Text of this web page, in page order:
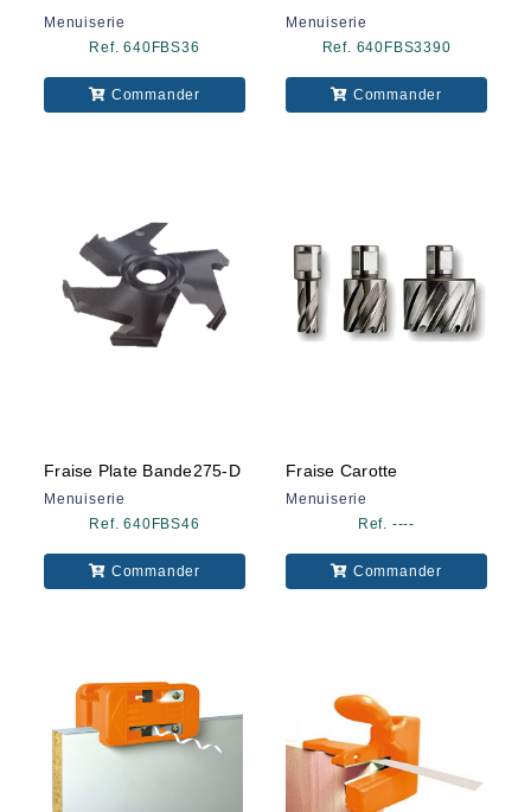
Menuiserie
Ref. 640FBS36
Commander
Menuiserie
Ref. 640FBS3390
Commander
Fraise Plate Bande275-D
Menuiserie
Ref. 640FBS46
Commander
Fraise Carotte
Menuiserie
Ref. ----
Commander